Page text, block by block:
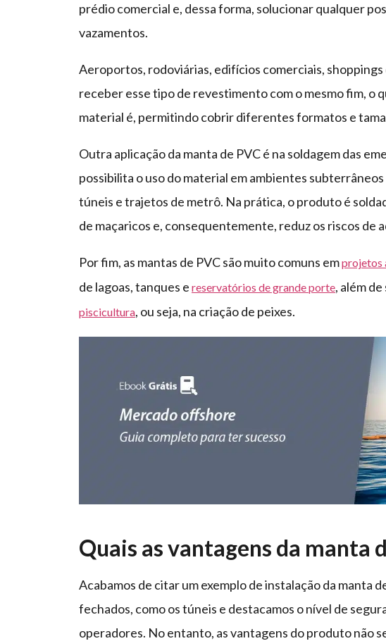
prédio comercial e, dessa forma, solucionar qualquer
vazamentos.
Aeroportos, rodoviárias, edifícios comerciais,
receber esse tipo de revestimento com o mesmo fim, o
material é, permitindo cobrir diferentes formatos e
Outra aplicação da manta de PVC é na soldagem das
possibilita o uso do material em ambientes
túneis e trajetos de metrô. Na prática, o produto é
de maçaricos e, consequentemente, reduz os riscos de
Por fim, as mantas de PVC são muito comuns emprojetos
de lagoas, tanques e reservatórios de grande porte, além
piscicultura, ou seja, na criação de peixes.
Quais as vantagens da manta
Acabamos de citar um exemplo de instalação da manta
fechados, como os túneis e destacamos o nível de
operadores. No entanto, as vantagens do produto não